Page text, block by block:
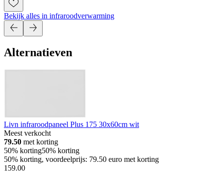
Bekijk alles in infraroodverwarming
Alternatieven
Livn infraroodpaneel Plus 175 30x60cm wit
Meest verkocht
79.50 met korting
50% korting50% korting
50% korting, voordeelprijs: 79.50 euro met korting
159.00